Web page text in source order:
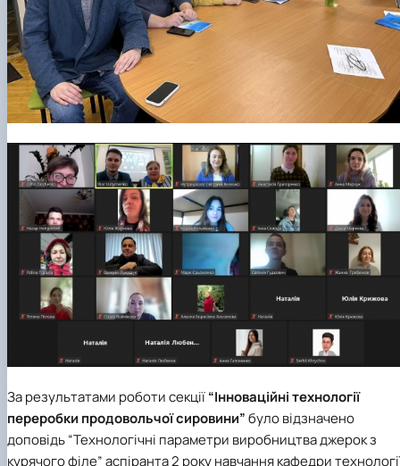
За результатами роботи секції“Інноваційні технології
переробки продовольчої сировини”було відзначено
доповідь “Технологічні параметри виробництва джерок з
курячого філе” аспіранта 2 року навчання кафедри